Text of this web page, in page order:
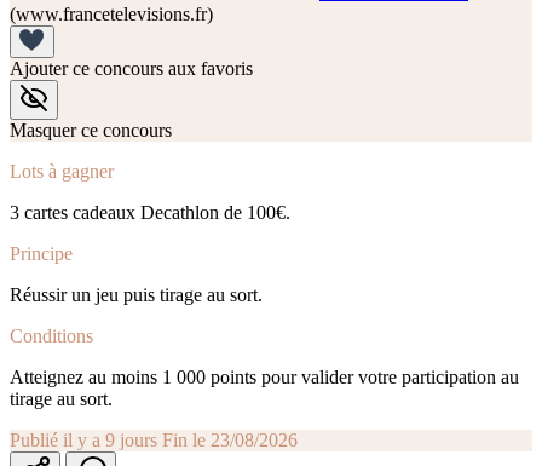
(www.francetelevisions.fr)
Ajouter ce concours aux favoris
Masquer ce concours
Lots à gagner
3 cartes cadeaux Decathlon de 100€.
Principe
Réussir un jeu puis tirage au sort.
Conditions
Atteignez au moins 1 000 points pour valider votre participation au
tirage au sort.
Publié il y a 9 jours Fin le 23/08/2026